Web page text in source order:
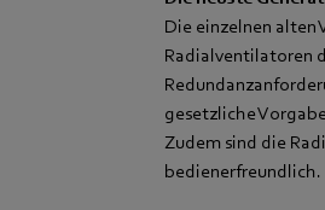
Die einzelnen
Radialventilatoren
gesetzliche
Zudem sind die
bedienerfreundlich.